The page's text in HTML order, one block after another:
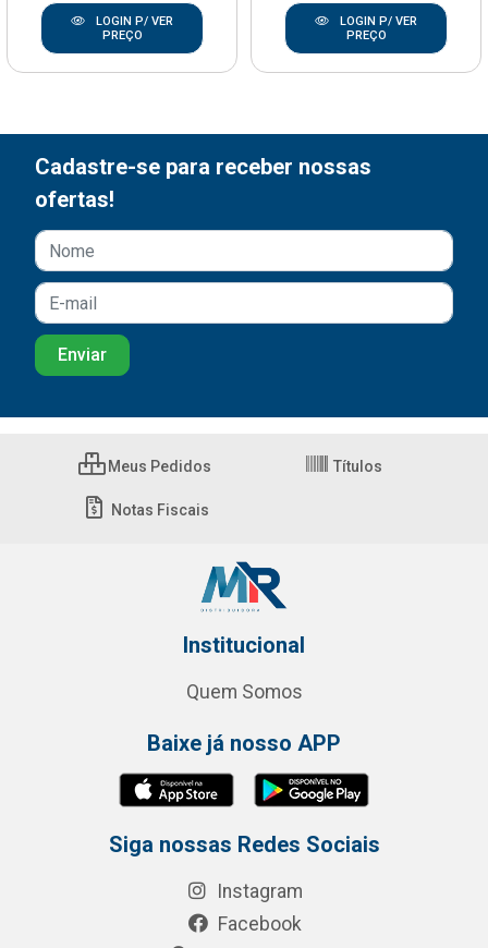
LOGIN P/ VER
PREÇO
LOGIN P/ VER
PREÇO
Cadastre-se para receber nossas
ofertas!
Meus Pedidos Títulos
Notas Fiscais
Institucional
Quem Somos
Baixe já nosso APP
Siga nossas Redes Sociais
Instagram
Facebook